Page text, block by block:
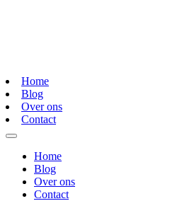
Home
Blog
Over ons
Contact
Home
Blog
Over ons
Contact